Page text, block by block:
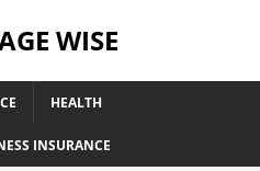
WISE
HEALTH
INSURANCE